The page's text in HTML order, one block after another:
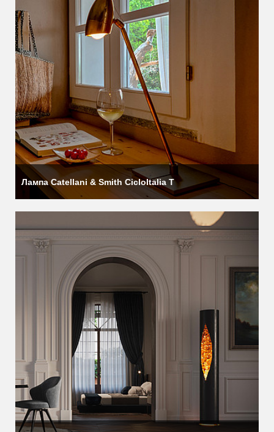
Лампа Catellani & Smith CicloItalia T